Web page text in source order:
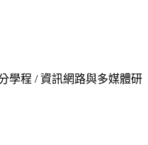
學程 / 資訊網路與多媒體研